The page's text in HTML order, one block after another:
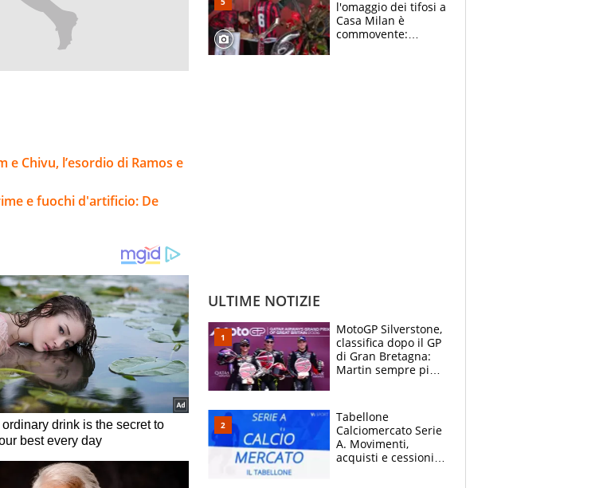
Chivu, l’esordio di Ramos e
e fuochi d'artificio: De
l'omaggio dei tifosi a
Casa Milan è
commovente:
ULTIME NOTIZIE
MotoGP Silverstone,
classifica dopo il GP
di Gran Bretagna:
Martin sempre più
Tabellone
Calciomercato Serie
A. Movimenti,
acquisti e cessioni: